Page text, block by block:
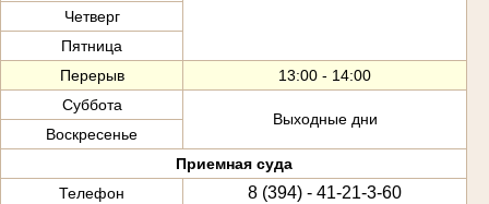
Четверг
Пятница
Перерыв
13:00 - 14:00
Суббота
Выходные дни
Воскресенье
Приемная суда
Телефон
8 (394) - 41-21-3-60